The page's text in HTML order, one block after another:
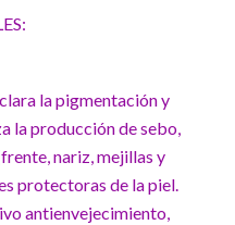
la pigmentación y
la producción de sebo,
nariz, mejillas y
protectoras de la piel.
antienvejecimiento,